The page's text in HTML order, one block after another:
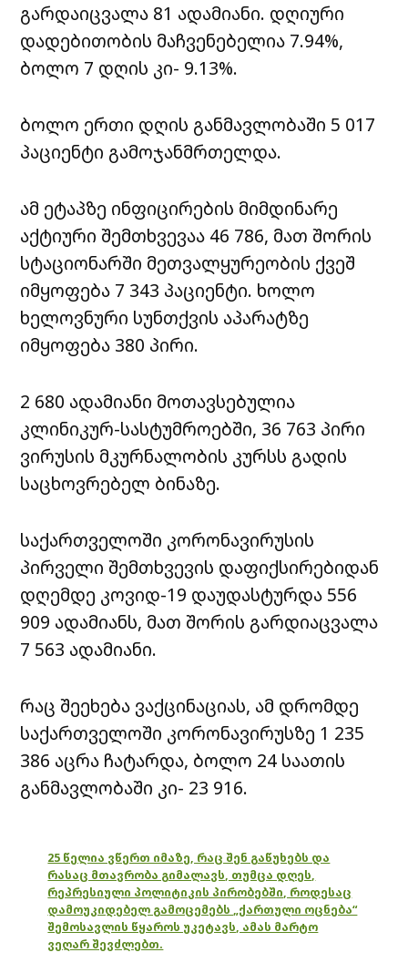
გარდაიცვალა 81 ადამიანი. დღიური
დადებითობის მაჩვენებელია 7.94%,
ბოლო 7 დღის კი- 9.13%.
ბოლო ერთი დღის განმავლობაში 5 017
პაციენტი გამოჯანმრთელდა.
ამ ეტაპზე ინფიცირების მიმდინარე
აქტიური შემთხვევაა 46 786, მათ შორის
სტაციონარში მეთვალყურეობის ქვეშ
იმყოფება 7 343 პაციენტი. ხოლო
ხელოვნური სუნთქვის აპარატზე
იმყოფება 380 პირი.
2 680 ადამიანი მოთავსებულია
კლინიკურ-სასტუმროებში, 36 763 პირი
ვირუსის მკურნალობის კურსს გადის
საცხოვრებელ ბინაზე.
საქართველოში კორონავირუსის
პირველი შემთხვევის დაფიქსირებიდან
დღემდე კოვიდ-19 დაუდასტურდა 556
909 ადამიანს, მათ შორის გარდიაცვალა
7 563 ადამიანი.
რაც შეეხება ვაქცინაციას, ამ დრომდე
საქართველოში კორონავირუსზე 1 235
386 აცრა ჩატარდა, ბოლო 24 საათის
განმავლობაში კი- 23 916.
25 წელია ვწერთ იმაზე, რაც შენ გაწუხებს და
რასაც მთავრობა გიმალავს, თუმცა დღეს,
რეპრესიული პოლიტიკის პირობებში, როდესაც
დამოუკიდებელ გამოცემებს „ქართული ოცნება“
შემოსავლის წყაროს უკეტავს, ამას მარტო
ვეღარ შევძლებთ.